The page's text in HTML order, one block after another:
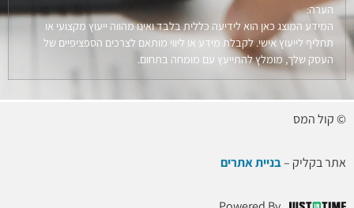
הערה:
המידע המוצג כאן הוא לידיעה כללית בלבד ואינו מהווה ייעוץ מקצועי או
תחליף לייעוץ אישי. לקבלת מידע או ליווי מותאם לצרכים הספציפיים של
העסק שלך, מומלץ להתייעץ עם מומחה בתחום.
© קול המס
אתר בקליק –בניית אתרים